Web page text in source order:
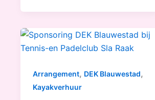
Arrangement, DEK Blauwestad,
Kayakverhuur